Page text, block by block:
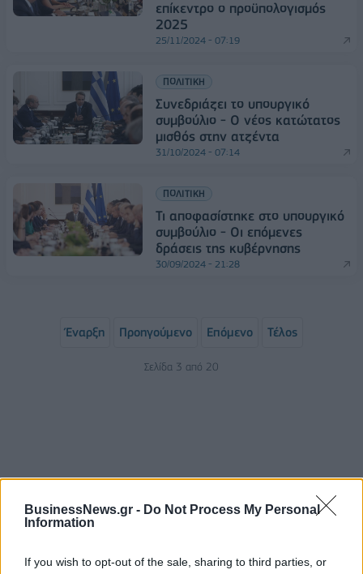
BusinessNews.gr - Do Not Process My Personal
Information
If you wish to opt-out of the sale, sharing to third parties, or
επίκεντρο ο προϋπολογισμός
2025
25/11/2024 - 07:19
ΠΟΛΙΤΙΚΗ
Συνεδριάζει το υπουργικό
συμβούλιο - O νέος κατώτατος
μισθός στην ατζέντα
31/10/2024 - 07:14
ΠΟΛΙΤΙΚΗ
Τι αποφασίστηκε στο υπουργικό
συμβούλιο - Οι επόμενες
δράσεις της κυβέρνησης
30/09/2024 - 21:28
Έναρξη Προηγούμενο Επόμενο Τέλος
Σελίδα 3 από 20
ΡΟΗ ΕΙΔΗΣΕΩΝ